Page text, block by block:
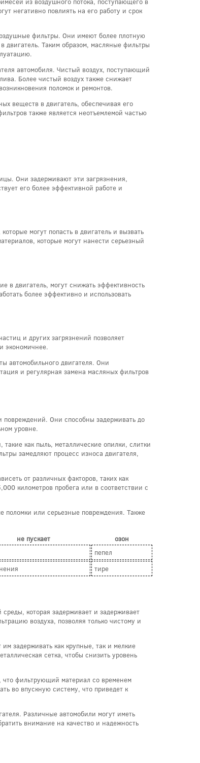
негативно повлиять на его работу и срок
фильтры. Они имеют более плотную
двигатель. Таким образом, масляные фильтры
автомобиля. Чистый воздух, поступающий
Более чистый воздух также снижает
поломок и ремонтов.
веществ в двигатель, обеспечивая его
также является неотъемлемой частью
Они задерживают эти загрязнения,
его более эффективной работе и
могут попасть в двигатель и вызвать
которые могут нанести серьезный
в двигатель, могут снижать эффективность
более эффективно и использовать
и других загрязнений позволяет
экономичнее.
автомобильного двигателя. Они
и регулярная замена масляных фильтров
повреждений. Они способны задерживать до
уровне.
как пыль, металлические опилки, слитки
замедляют процесс износа двигателя,
от различных факторов, таких как
километров пробега или в соответствии с
поломки или серьезные повреждения. Также
не пускает
озон
пепел
тире
которая задерживает и задерживает
воздуха, позволяя только чистому и
задерживать как крупные, так и мелкие
сетка, чтобы снизить уровень
что фильтрующий материал со временем
во впускную систему, что приведет к
Различные автомобили могут иметь
внимание на качество и надежность